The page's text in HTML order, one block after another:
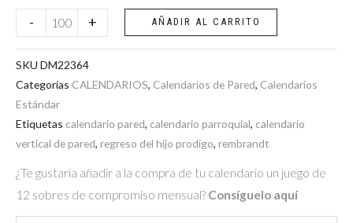
-
(Rembrandt)
cantidad
+ AÑADIR AL CARRITO
SKU DM22364
Categorías CALENDARIOS, Calendarios de Pared, Calendarios
Estándar
Etiquetas calendario pared, calendario parroquial, calendario
vertical de pared, regreso del hijo prodigo, rembrandt
¿Te gustaría añadir a la compra de tu calendario un juego de
12 sobres de compromiso mensual? Consíguelo aquí